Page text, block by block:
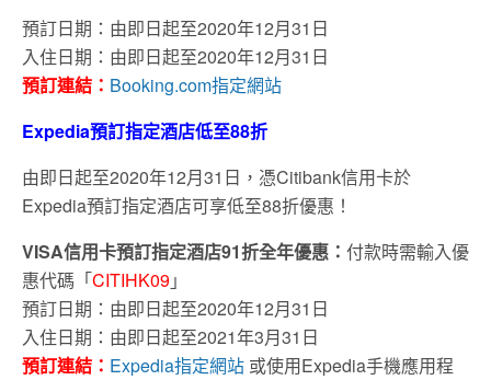
預訂日期：由即日起至2020年12月31日
入住日期：由即日起至2020年12月31日
預訂連結： Booking.com指定網站
Expedia預訂指定酒店低至88折
由即日起至2020年12月31日，憑Citibank信用卡於
Expedia預訂指定酒店可享低至88折優惠！
VISA信用卡預訂指定酒店91折全年優惠： 付款時需輸入優
惠代碼「CITIHK09」
預訂日期：由即日起至2020年12月31日
入住日期：由即日起至2021年3月31日
預訂連結： Expedia指定網站 或使用Expedia手機應用程